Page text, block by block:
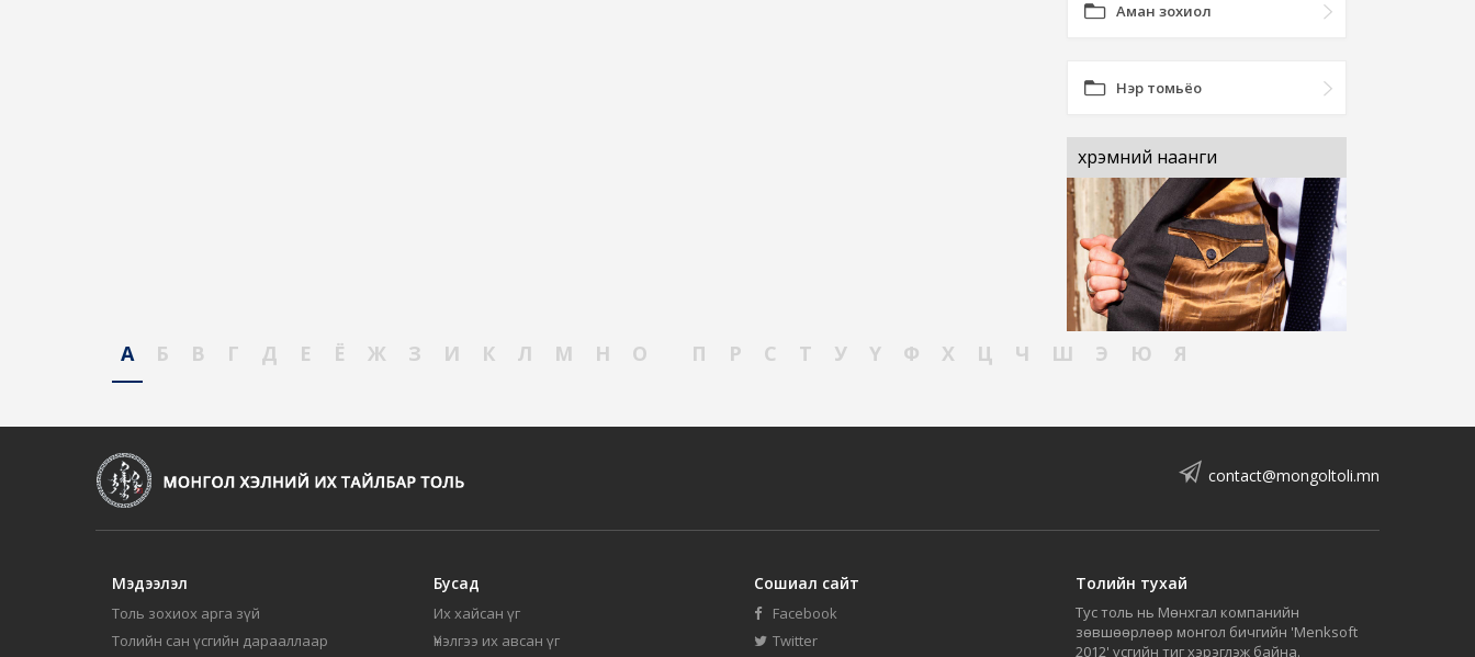
Аман зохиол
Нэр томьёо
хүрэмний наанги
А Б В Г Д Е Ё Ж З И К Л М Н О П Р С Т У Ү Ф Х Ц Ч Ш Э Ю Я
contact@mongoltoli.mn
Мэдээлэл
Толь зохиох арга зүй
Толийн сан үсгийн дарааллаар
Бусад
Их хайсан үг
Үнэлгээ их авсан үг
Сошиал сайт
Facebook
Twitter
Толийн тухай
Тус толь нь Мөнхгал компанийн
зөвшөөрлөөр монгол бичгийн 'Menksoft
2012' үсгийн тиг хэрэглэж байна.